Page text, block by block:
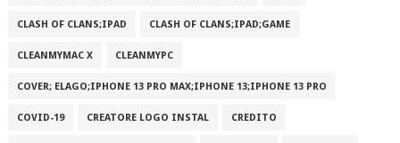
CLASH OF CLANS;IPAD CLASH OF CLANS;IPAD;GAME
CLEANMYMAC X CLEANMYPC
COVER; ELAGO;IPHONE 13 PRO MAX;IPHONE 13;IPHONE 13 PRO
COVID-19 CREATORE LOGO INSTAL CREDITO